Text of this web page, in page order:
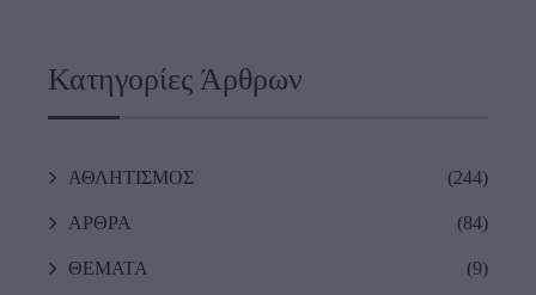
Κατηγορίες Άρθρων
ΑΘΛΗΤΙΣΜΟΣ (244)
ΑΡΘΡΑ (84)
ΘΕΜΑΤΑ (9)